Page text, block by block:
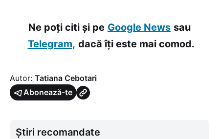
Ne poți citi și pe Google News sau
Telegram, dacă îți este mai comod.
Autor: Tatiana Cebotari
Abonează-te
Știri recomandate